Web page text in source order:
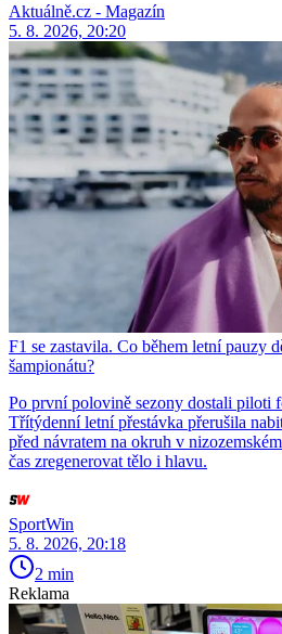
Aktuálně.cz - Magazín
5. 8. 2026, 20:20
F1 se zastavila. Co během letní pauzy
šampionátu?
Po první polovině sezony dostali piloti
Třítýdenní letní přestávka přerušila
před návratem na okruh v
čas zregenerovat tělo i hlavu.
SportWin
5. 8. 2026, 20:18
2 min
Reklama